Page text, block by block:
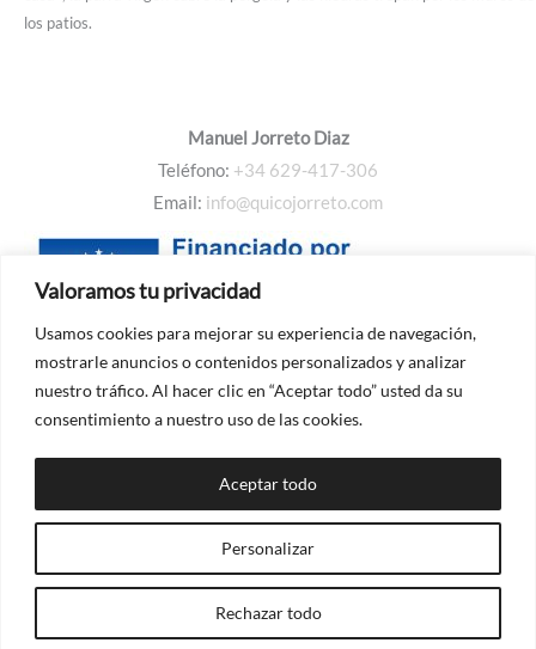
Valoramos tu privacidad
Usamos cookies para mejorar su experiencia de navegación,
mostrarle anuncios o contenidos personalizados y analizar
nuestro tráfico. Al hacer clic en “Aceptar todo” usted da su
consentimiento a nuestro uso de las cookies.
Personalizar
Rechazar todo
Aceptar todo
los patios.
Manuel Jorreto Diaz
Teléfono: +34 629-417-306
Email: info@quicojorreto.com
©Quico Jorreto Arquitectura2026